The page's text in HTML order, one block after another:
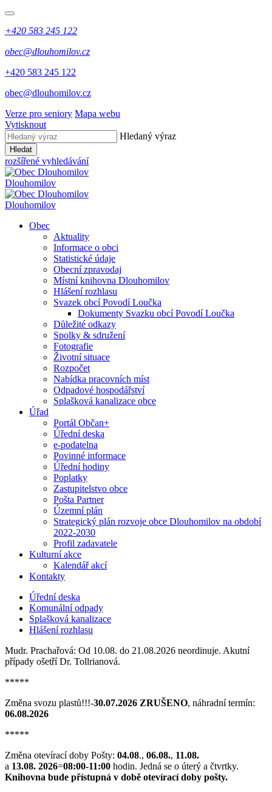
+420 583 245 122
obec@dlouhomilov.cz
+420 583 245 122
obec@dlouhomilov.cz
Verze pro seniory Mapa webu
Vytisknout
Hledaný výraz
Hledat
rozšířené vyhledávání
Dlouhomilov
Dlouhomilov
Obec
Aktuality
Informace o obci
Statistické údaje
Obecní zpravodaj
Místní knihovna Dlouhomilov
Hlášení rozhlasu
Svazek obcí Povodí Loučka
Dokumenty Svazku obcí Povodí Loučka
Důležité odkazy
Spolky & sdružení
Fotografie
Životní situace
Rozpočet
Nabídka pracovních míst
Odpadové hospodářství
Splašková kanalizace obce
Úřad
Portál Občan+
Úřední deska
e-podatelna
Povinné informace
Úřední hodiny
Poplatky
Zastupitelstvo obce
Pošta Partner
Územní plán
Strategický plán rozvoje obce Dlouhomilov na období
2022-2030
Profil zadavatele
Kulturní akce
Kalendář akcí
Kontakty
Úřední deska
Komunální odpady
Splašková kanalizace
Hlášení rozhlasu
Mudr. Prachařová: Od 10.08. do 21.08.2026 neordinuje. Akutní
případy ošetří Dr. Tollrianová.
*****
Změna svozu plastů!!!-30.07.2026 ZRUŠENO, náhradní termín:
06.08.2026
*****
Změna otevírací doby Pošty: 04.08., 06.08., 11.08.
a 13.08. 2026=08:00-11:00 hodin. Jedná se o úterý a čtvrtky.
Knihovna bude přístupná v době otevírací doby pošty.